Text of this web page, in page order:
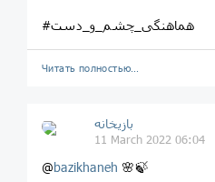
#هماهنگی_چشم_و_دست
Читать полностью…
بازیخانه
11 March 2022 06:04
@bazikhaneh 🌸🍃